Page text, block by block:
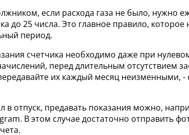
если расхода газа не было, нужно
до 25 числа. Это главное правило,
период.
счетчика необходимо даже при
перед длительным отсутствием
их каждый месяц неизменными, -
в отпуск, предавать показания можно,
В этом случае достаточно отправить